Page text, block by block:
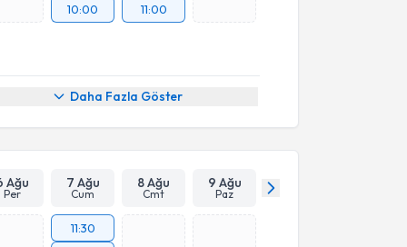
10:00
11:00
Daha Fazla Göster
Ağu
Per
7 Ağu
Cum
8 Ağu
Cmt
9 Ağu
Paz
11:30